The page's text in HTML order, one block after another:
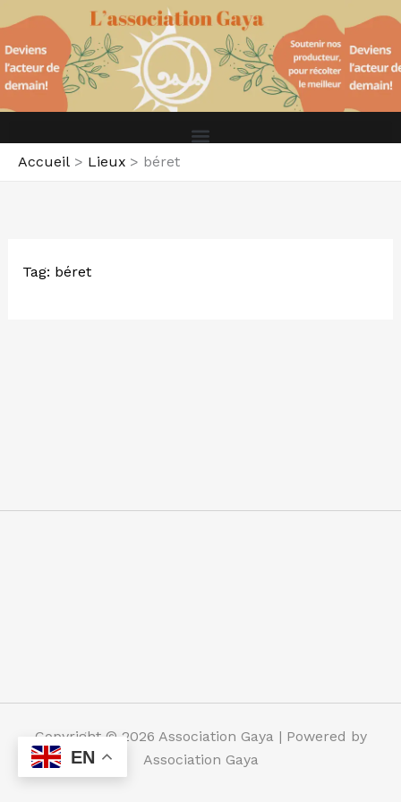
au
contenu
Accueil Lieux béret
Tag: béret
Copyright © 2026 Association Gaya | Powered by
Association Gaya
EN